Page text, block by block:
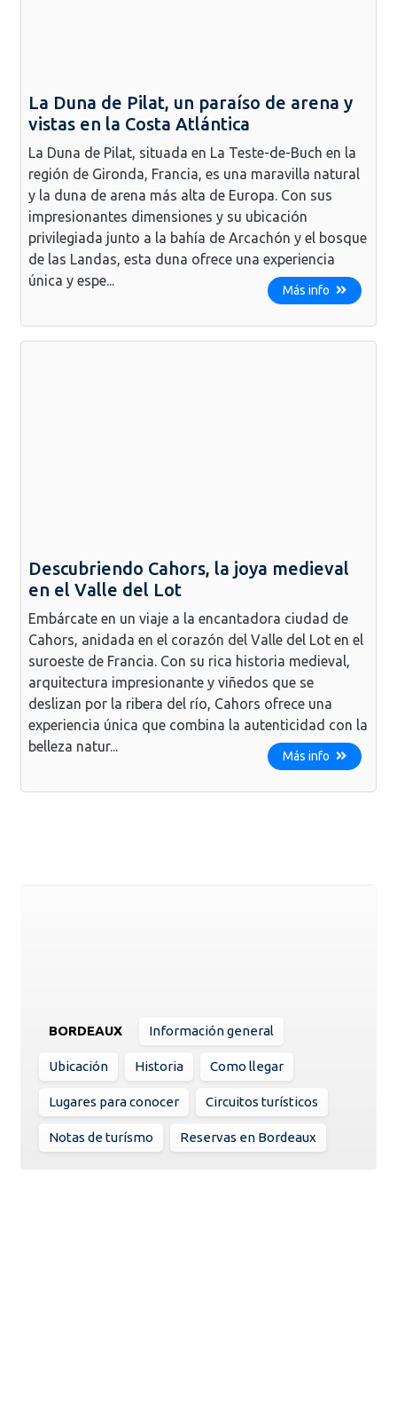
La Duna de Pilat, un paraíso de arena y
vistas en la Costa Atlántica
La Duna de Pilat, situada en La Teste-de-Buch en la
región de Gironda, Francia, es una maravilla natural
y la duna de arena más alta de Europa. Con sus
impresionantes dimensiones y su ubicación
privilegiada junto a la bahía de Arcachón y el bosque
de las Landas, esta duna ofrece una experiencia
única y espe...
Más info
Descubriendo Cahors, la joya medieval
en el Valle del Lot
Embárcate en un viaje a la encantadora ciudad de
Cahors, anidada en el corazón del Valle del Lot en el
suroeste de Francia. Con su rica historia medieval,
arquitectura impresionante y viñedos que se
deslizan por la ribera del río, Cahors ofrece una
experiencia única que combina la autenticidad con la
belleza natur...
Más info
BORDEAUX Información general
Ubicación Historia Como llegar
Lugares para conocer Circuitos turísticos
Notas de turísmo Reservas en Bordeaux